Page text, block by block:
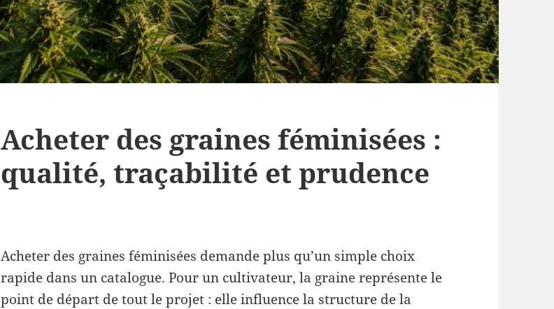
Acheter des graines féminisées :
qualité, traçabilité et prudence
Acheter des graines féminisées demande plus qu’un simple choix
rapide dans un catalogue. Pour un cultivateur, la graine représente le
point de départ de tout le projet : elle influence la structure de la